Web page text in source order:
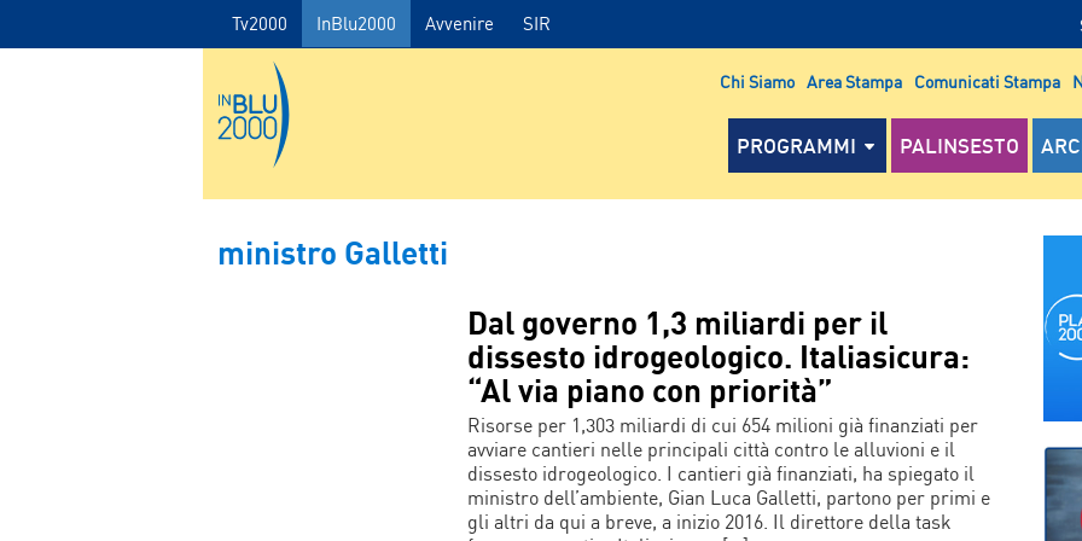
Tv2000 InBlu2000 Avvenire SIR
Chi Siamo Area Stampa Comunicati Stampa
PROGRAMMI PALINSESTO
ministro Galletti
Dal governo 1,3 miliardi per il
dissesto idrogeologico. Italiasicura:
“Al via piano con priorità”
Risorse per 1,303 miliardi di cui 654 milioni già finanziati per
avviare cantieri nelle principali città contro le alluvioni e il
dissesto idrogeologico. I cantieri già finanziati, ha spiegato il
ministro dell’ambiente, Gian Luca Galletti, partono per primi e
gli altri da qui a breve, a inizio 2016. Il direttore della task